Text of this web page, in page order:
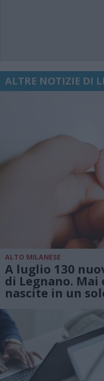
ALTRE NOTIZIE DI
ALTO MILANESE
A luglio 130
di Legnano.
nascite in un